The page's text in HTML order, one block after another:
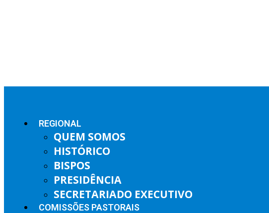
REGIONAL
QUEM SOMOS
HISTÓRICO
BISPOS
PRESIDÊNCIA
SECRETARIADO EXECUTIVO
COMISSÕES PASTORAIS